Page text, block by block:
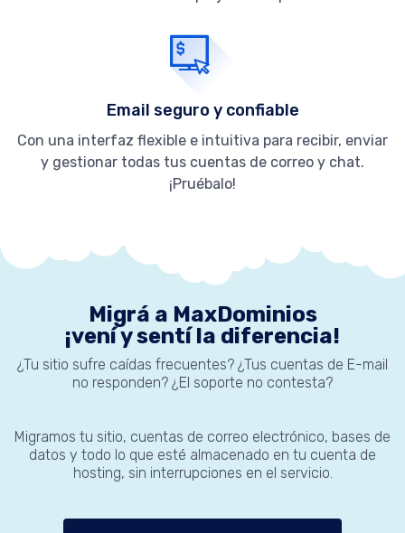
Email seguro y confiable
Con una interfaz flexible e intuitiva para recibir, enviar
y gestionar todas tus cuentas de correo y chat.
¡Pruébalo!
Migrá a MaxDominios
¡vení y sentí la diferencia!
¿Tu sitio sufre caídas frecuentes? ¿Tus cuentas de E-mail
no responden? ¿El soporte no contesta?
Migramos tu sitio, cuentas de correo electrónico, bases de
datos y todo lo que esté almacenado en tu cuenta de
hosting, sin interrupciones en el servicio.